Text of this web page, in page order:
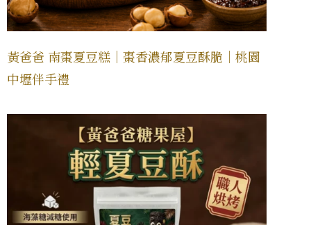
黃爸爸 南棗夏豆糕｜棗香濃郁夏豆酥脆｜桃園
中壢伴手禮